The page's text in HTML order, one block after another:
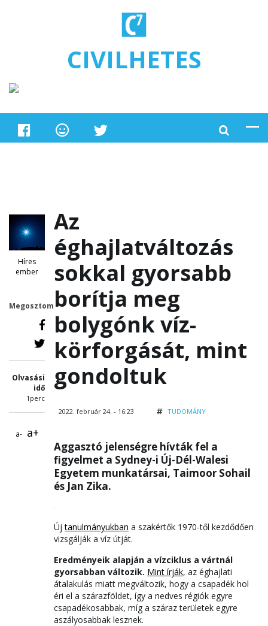
CIVILHETES
Híres
ember
Megosztom
Olvasási
idő
1perc
a- a+
Az
éghajlatváltozás
sokkal gyorsabb
borítja meg
bolygónk víz-
körforgását, mint
gondoltuk
2022. február 24. - 16:23 TUDOMÁNY
Aggasztó jelenségre hívták fel a
figyelmet a Sydney-i Új-Dél-Walesi
Egyetem munkatársai, Taimoor Sohail
és Jan Zika.
Újtanulmányukban a szakértők 1970-től kezdődően
vizsgálják a víz útját.
Eredményeik alapján a vízciklus a vártnál
gyorsabban változik. Mint írják, az éghajlati
átalakulás miatt megváltozik, hogy a csapadék hol
éri el a szárazföldet, így a nedves régiók egyre
csapadékosabbak, míg a száraz területek egyre
aszályosabbak lesznek.